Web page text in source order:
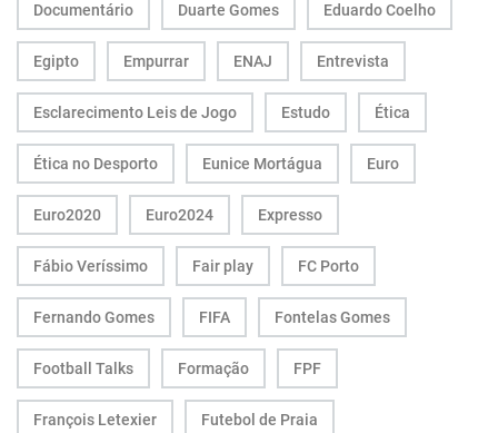
Documentário Duarte Gomes Eduardo Coelho
Egipto Empurrar ENAJ Entrevista
Esclarecimento Leis de Jogo Estudo Ética
Ética no Desporto Eunice Mortágua Euro
Euro2020 Euro2024 Expresso
Fábio Veríssimo Fair play FC Porto
Fernando Gomes FIFA Fontelas Gomes
Football Talks Formação FPF
François Letexier Futebol de Praia